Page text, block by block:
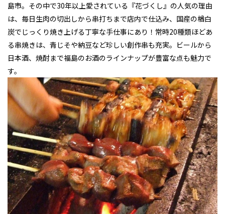
島市。その中で30年以上愛されている『花づくし』の人気の理由
は、毎日生肉の切出しから串打ちまで店内で仕込み、国産の楢白
炭でじっくり焼き上げる丁寧な手仕事にあり！常時20種類ほどあ
る串焼きは、青じそや納豆など珍しい創作串も充実。ビールから
日本酒、焼酎まで福島のお酒のラインナップが豊富な点も魅力で
す。